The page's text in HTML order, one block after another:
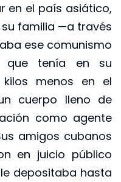
en el país asiático,
familia —a través
ese comunismo
tenía en su
menos en el
cuerpo lleno de
como agente
amigos cubanos
en juicio público
depositaba hasta